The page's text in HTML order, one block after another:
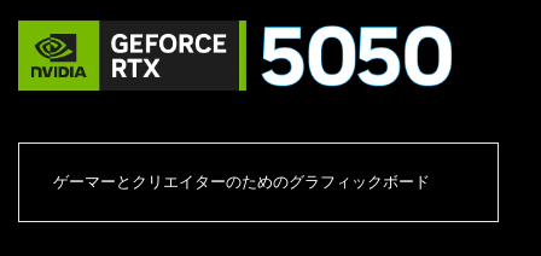
ゲーマーとクリエイターのためのグラフィックボード